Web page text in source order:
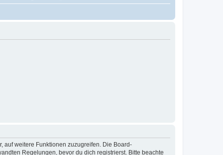
auf weitere Funktionen zuzugreifen. Die Board-
Regelungen, bevor du dich registrierst. Bitte beachte